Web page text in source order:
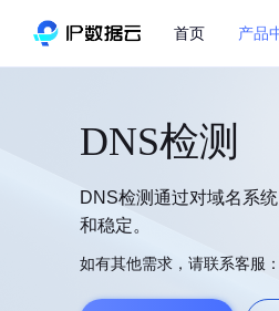
首页 产品
DNS检测
DNS检测通过对域名系
和稳定。
如有其他需求，请联系客服：